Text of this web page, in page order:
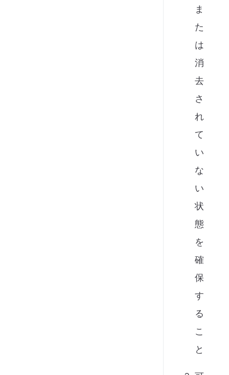
ま
た
は
消
去
さ
れ
て
い
な
い
状
態
を
確
保
す
る
こ
と